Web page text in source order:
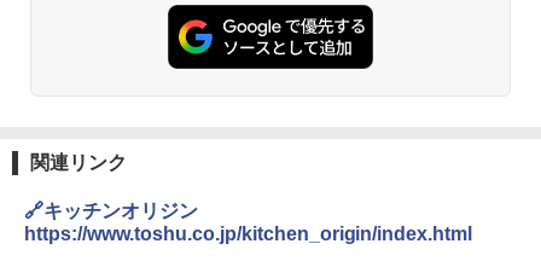
角瓶 2700ml サントリー ウイスキー ハ
イボール 大容量
￥4,927
麺 小腹 インスタント アウトドアにも ロ
ーリングストック 大人買い おやつカン
パニー
￥1,288
シャープ 過熱水蒸気 オーブンレンジ 26
L コンベクション 2段調理 ホワイト RE-
SS26B-W
￥32,800
ーム調理 フラットテーブル トースト機
能 自動メニュー33種 簡単お手入れ ブラ
関連リンク
🔗キッチンオリジン
https://www.toshu.co.jp/kitchen_origin/index.html